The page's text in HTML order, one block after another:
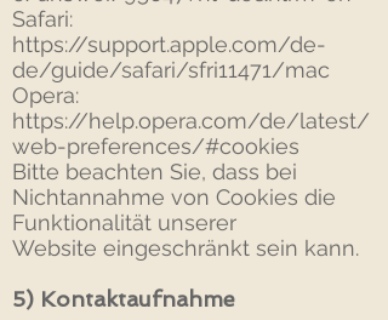
Safari:
https://support.apple.com/de-
de/guide/safari/sfri11471/mac
Opera:
https://help.opera.com/de/latest/
web-preferences/#cookies
Bitte beachten Sie, dass bei
Nichtannahme von Cookies die
Funktionalität unserer
Website eingeschränkt sein kann.
5) Kontaktaufnahme